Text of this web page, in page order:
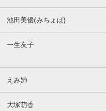
池田美優(みちょぱ)
一生友子
えみ姉
大塚萌香